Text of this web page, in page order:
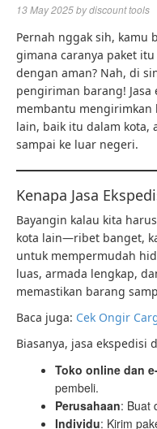
13 May 2025bydiscount tools
Pernah nggak sih, kamu
gimana caranya paket
dengan aman? Nah, di
pengiriman barang! Jasa
membantu
lain, baik itu dalam kota,
sampai ke luar negeri.
Kenapa Jasa
Bayangin kalau kita
kota lain—ribet banget,
untuk mempermudah
luas, armada lengkap,
memastikan barang
Baca juga: Cek Ongir
Biasanya, jasa ekspedisi
Toko online dan
pembeli.
Perusahaan: Buat
Individu: Kirim